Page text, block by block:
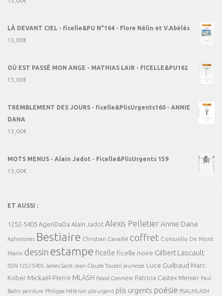
LÀ DEVANT CIEL - ficelle&PU N°164 - Flore Nélin et V.Abélès
13,00€
OÙ EST PASSÉ MON ANGE - MATHIAS LAIR - FICELLE&PU162
13,00€
TREMBLEMENT DES JOURS - ficelle&PlisUrgents160 - ANNIE
DANA
13,00€
MOTS MENUS - Alain Jadot - Ficelle&PlisUrgents 159
13,00€
ET AUSSI :
1252-5405 AgenDaDa Alain Jadot Alexis PelletierAnnie Dana
Aphorismes Bestiaire Christian Cavaillé coffret Consuello De Mont
Marin dessin estampe ficelle ficelle noire Gilbert Lascault
ISSN 1252-5405 James Sacré Jean-Claude Touzeil jeunesse Luce Guilbaud Marc
Kober Mickaël-Pierre MLASH Pascal Commère Patricia Castex Menier Paul
Badin peinture Philippe Hélénon plis urgent plis urgents poésie PSALMLASH